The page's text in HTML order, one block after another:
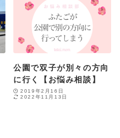
公園で双子が別々の方向
に行く【お悩み相談】
2019年2月16日
2022年11月13日